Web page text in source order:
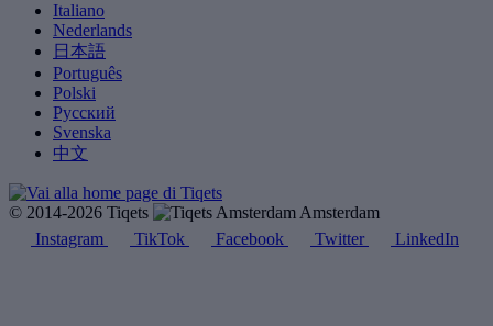
Italiano
Nederlands
日本語
Português
Polski
Русский
Svenska
中文
© 2014-2026 Tiqets
Amsterdam
Instagram
TikTok Facebook Twitter LinkedIn